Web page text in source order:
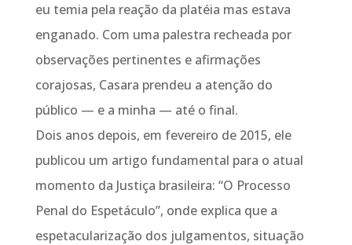
eu temia pela reação da platéia mas estava
enganado. Com uma palestra recheada por
observações pertinentes e afirmações
corajosas, Casara prendeu a atenção do
público — e a minha — até o final.
Dois anos depois, em fevereiro de 2015, ele
publicou um artigo fundamental para o atual
momento da Justiça brasileira: “O Processo
Penal do Espetáculo”, onde explica que a
espetacularização dos julgamentos, situação